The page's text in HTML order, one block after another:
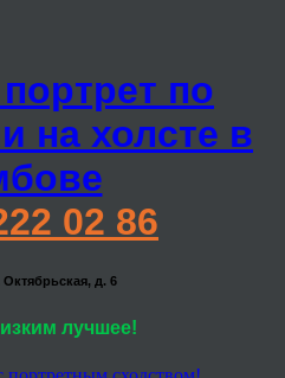
по
на холсте в
02 86
д. 6
лучшее!